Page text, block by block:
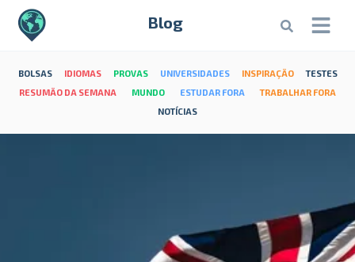
Blog
BOLSAS IDIOMAS PROVAS UNIVERSIDADES INSPIRAÇÃO
TESTES
RESUMÃO DA SEMANA
MUNDO ESTUDAR FORA
TRABALHAR FORA
NOTÍCIAS